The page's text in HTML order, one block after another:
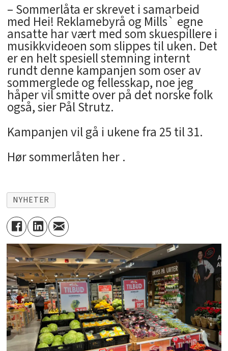
– Sommerlåta er skrevet i samarbeid
med Hei! Reklamebyrå og Mills` egne
ansatte har vært med som skuespillere i
musikkvideoen som slippes til uken. Det
er en helt spesiell stemning internt
rundt denne kampanjen som oser av
sommerglede og fellesskap, noe jeg
håper vil smitte over på det norske folk
også, sier Pål Strutz.
Kampanjen vil gå i ukene fra 25 til 31.
Hør sommerlåten her .
NYHETER